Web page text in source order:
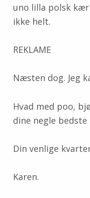
uno lilla polsk
ikke helt.
REKLAME
Næsten dog. Jeg
Hvad med poo,
dine negle bedste
Din venlige
Karen.